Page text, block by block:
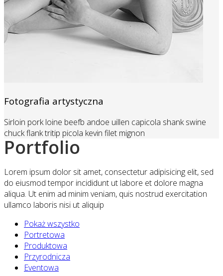
Fotografia artystyczna
Sirloin pork loine beefb andoe uillen capicola shank swine
chuck flank tritip picola kevin filet mignon
Portfolio
Lorem ipsum dolor sit amet, consectetur adipisicing elit, sed
do eiusmod tempor incididunt ut labore et dolore magna
aliqua. Ut enim ad minim veniam, quis nostrud exercitation
ullamco laboris nisi ut aliquip
Pokaż wszystko
Portretowa
Produktowa
Przyrodnicza
Eventowa